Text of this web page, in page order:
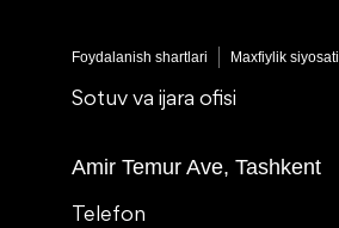
Foydalanish shartlari Maxfiylik siyosati
Sotuv va ijara ofisi
Amir Temur Ave, Tashkent
Telefon